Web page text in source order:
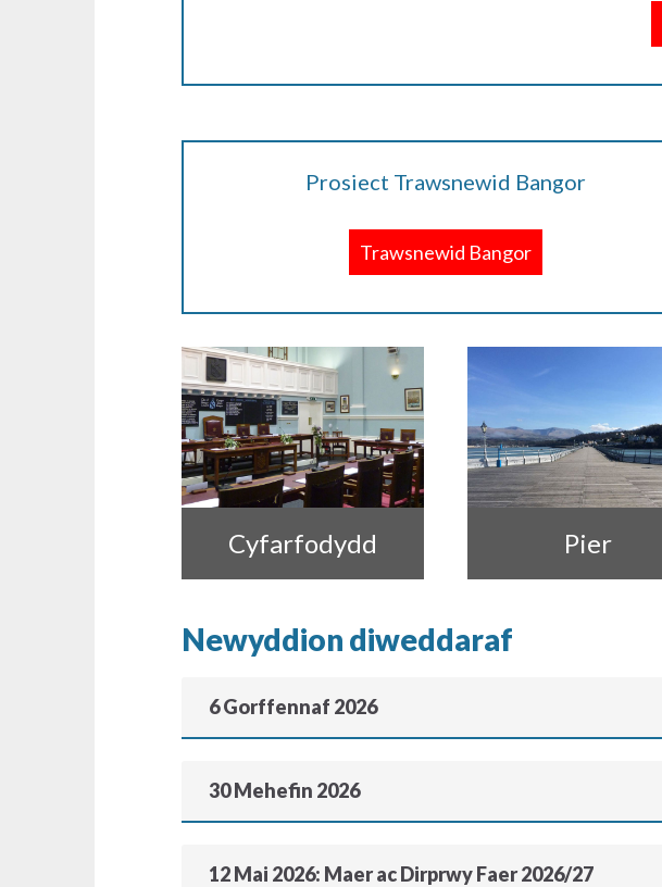
Prosiect Trawsnewid Bangor
Trawsnewid Bangor
Cyfarfodydd Pier
Newyddion diweddaraf
6 Gorffennaf 2026
30 Mehefin 2026
12 Mai 2026: Maer ac Dirprwy Faer 2026/27